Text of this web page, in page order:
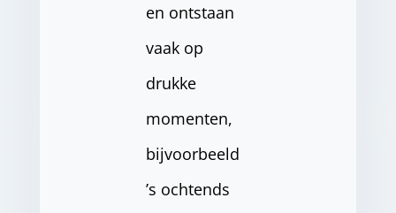
en ontstaan
vaak op
drukke
momenten,
bijvoorbeeld
’s ochtends